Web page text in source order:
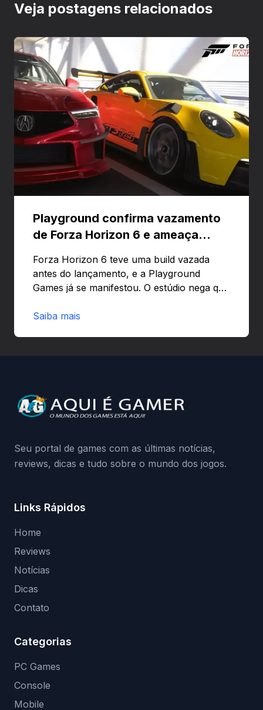
Veja postagens relacionados
Playground confirma vazamento
de Forza Horizon 6 e ameaça
Forza Horizon 6 teve uma build vazada
antes do lançamento, e a Playground
Games já se manifestou. O estúdio nega que
preload e avisa que quem usar versões não
da Playground: negação do preload,
medidas contra acessos não autorizados
Saiba mais
Seu portal de games com as últimas notícias,
reviews, dicas e tudo sobre o mundo dos jogos.
Links Rápidos
Home
Reviews
Notícias
Dicas
Contato
Categorias
PC Games
Console
Mobile